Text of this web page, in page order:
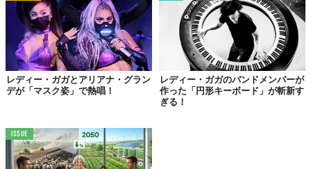
レディー・ガガとアリアナ・グラン
デが「マスク姿」で熱唱！
レディー・ガガのバンドメンバーが
作った「円形キーボード」が斬新す
ぎる！
ISSUE